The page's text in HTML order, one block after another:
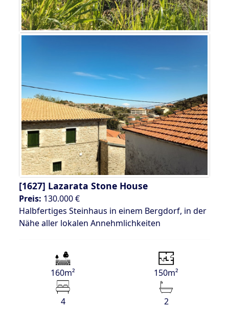
[1627] Lazarata Stone House
Preis: 130.000 €
Halbfertiges Steinhaus in einem Bergdorf, in der
Nähe aller lokalen Annehmlichkeiten
160m² 150m²
4 2